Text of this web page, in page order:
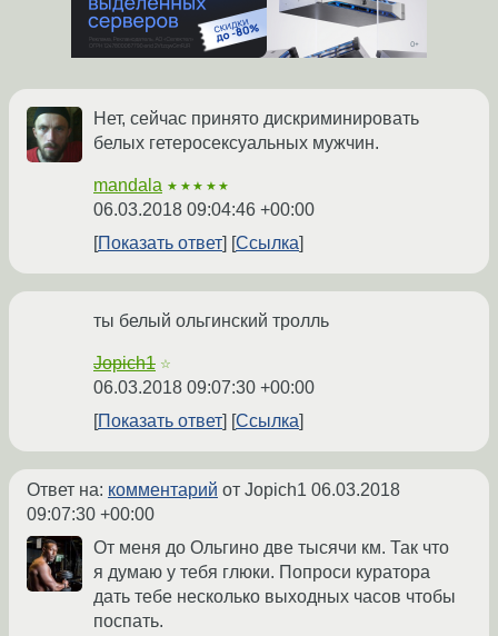
Нет, сейчас принято дискриминировать
белых гетеросексуальных мужчин.
mandala ★★★★★
06.03.2018 09:04:46 +00:00
Показать ответ
Ссылка
ты белый ольгинский тролль
Jopich1 ☆
06.03.2018 09:07:30 +00:00
Показать ответ
Ссылка
Ответ на: комментарий от Jopich1 06.03.2018
09:07:30 +00:00
От меня до Ольгино две тысячи км. Так что
я думаю у тебя глюки. Попроси куратора
дать тебе несколько выходных часов чтобы
поспать.